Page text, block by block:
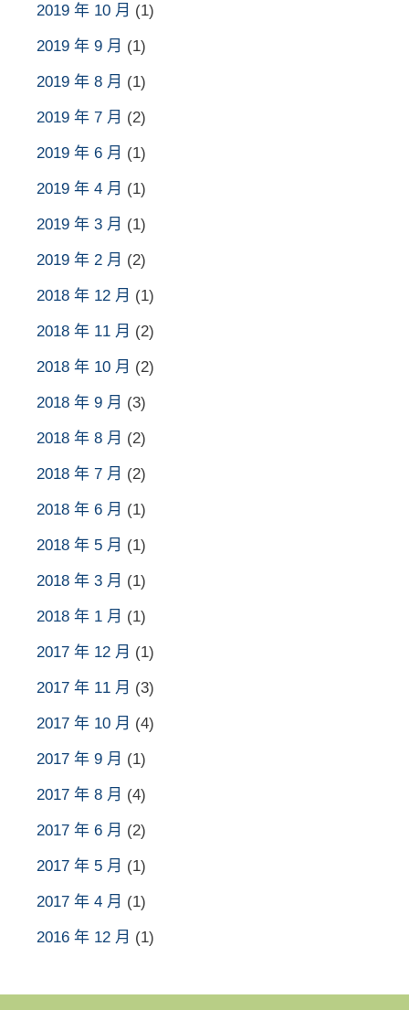
2019 年 10 月 (1)
2019 年 9 月 (1)
2019 年 8 月 (1)
2019 年 7 月 (2)
2019 年 6 月 (1)
2019 年 4 月 (1)
2019 年 3 月 (1)
2019 年 2 月 (2)
2018 年 12 月 (1)
2018 年 11 月 (2)
2018 年 10 月 (2)
2018 年 9 月 (3)
2018 年 8 月 (2)
2018 年 7 月 (2)
2018 年 6 月 (1)
2018 年 5 月 (1)
2018 年 3 月 (1)
2018 年 1 月 (1)
2017 年 12 月 (1)
2017 年 11 月 (3)
2017 年 10 月 (4)
2017 年 9 月 (1)
2017 年 8 月 (4)
2017 年 6 月 (2)
2017 年 5 月 (1)
2017 年 4 月 (1)
2016 年 12 月 (1)